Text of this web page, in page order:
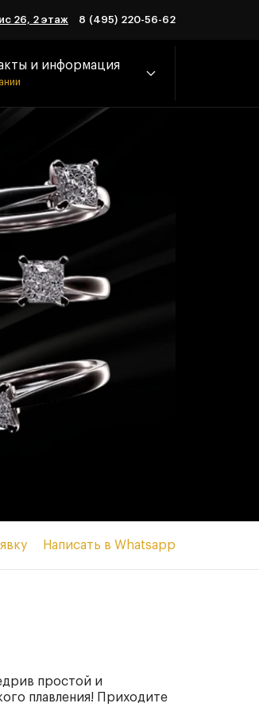
26, 2 этаж 8 (495) 220-56-62
и информация
Написать в Whatsapp
простой и
плавления! Приходите